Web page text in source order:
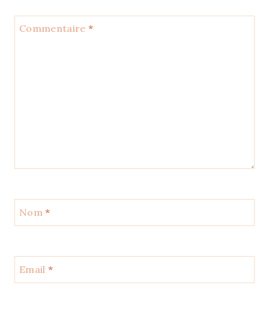
Commentaire *
Nom*
Email *